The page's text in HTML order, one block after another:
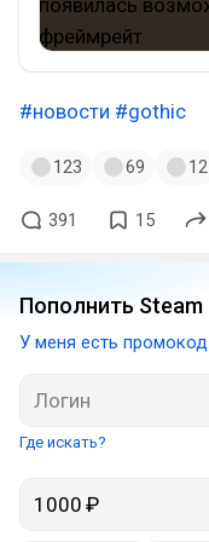
#новости #gothic
123 69 12
391 15
Пополнить Steam
У меня есть промокод
Где искать?